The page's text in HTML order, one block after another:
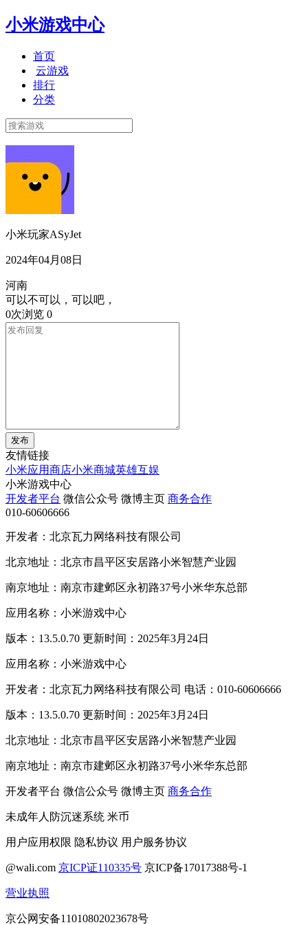
小米游戏中心
首页
云游戏
排行
分类
小米玩家ASyJet
2024年04月08日
河南
可以不可以，可以吧，
0次浏览 0
发布
友情链接
小米应用商店小米商城英雄互娱
小米游戏中心
开发者平台 微信公众号 微博主页 商务合作
010-60606666
开发者：北京瓦力网络科技有限公司
北京地址：北京市昌平区安居路小米智慧产业园
南京地址：南京市建邺区永初路37号小米华东总部
应用名称：小米游戏中心
版本：13.5.0.70 更新时间：2025年3月24日
应用名称：小米游戏中心
开发者：北京瓦力网络科技有限公司 电话：010-60606666
版本：13.5.0.70 更新时间：2025年3月24日
北京地址：北京市昌平区安居路小米智慧产业园
南京地址：南京市建邺区永初路37号小米华东总部
开发者平台 微信公众号 微博主页 商务合作
未成年人防沉迷系统 米币
用户应用权限 隐私协议 用户服务协议
@wali.com 京ICP证110335号 京ICP备17017388号-1
营业执照
京公网安备11010802023678号